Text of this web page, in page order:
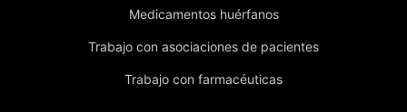
Medicamentos huérfanos
Trabajo con asociaciones de pacientes
Trabajo con farmacéuticas